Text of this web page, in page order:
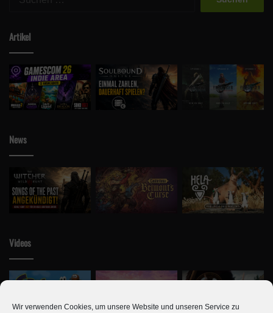
Wir verwenden Cookies, um unsere Website und unseren Service zu
Artikel
News
Videos